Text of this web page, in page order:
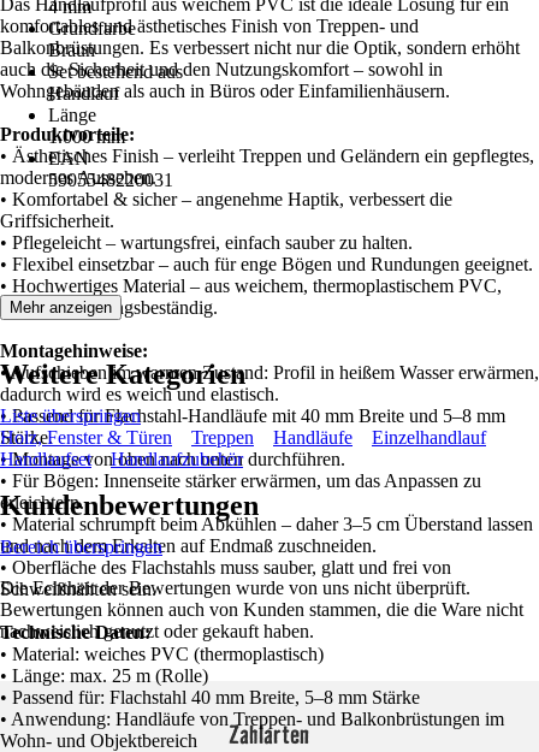
4 mm
Grundfarbe
Braun
Set bestehend aus
Handlauf
Länge
1.000 mm
EAN
5905548220031
Das Handlaufprofil aus weichem PVC ist die ideale Lösung für ein
komfortables und ästhetisches Finish von Treppen- und
Balkonbrüstungen. Es verbessert nicht nur die Optik, sondern erhöht
auch die Sicherheit und den Nutzungskomfort – sowohl in
Wohngebäuden als auch in Büros oder Einfamilienhäusern.
Produktvorteile:
• Ästhetisches Finish – verleiht Treppen und Geländern ein gepflegtes,
modernes Aussehen.
• Komfortabel & sicher – angenehme Haptik, verbessert die
Griffsicherheit.
• Pflegeleicht – wartungsfrei, einfach sauber zu halten.
• Flexibel einsetzbar – auch für enge Bögen und Rundungen geeignet.
• Hochwertiges Material – aus weichem, thermoplastischem PVC,
UV- und alterungsbeständig.
Montagehinweise:
• Aufschieben im warmen Zustand: Profil in heißem Wasser erwärmen,
dadurch wird es weich und elastisch.
• Passend für Flachstahl-Handläufe mit 40 mm Breite und 5–8 mm
Stärke.
• Montage von oben nach unten durchführen.
• Für Bögen: Innenseite stärker erwärmen, um das Anpassen zu
erleichtern.
• Material schrumpft beim Abkühlen – daher 3–5 cm Überstand lassen
und nach dem Erkalten auf Endmaß zuschneiden.
• Oberfläche des Flachstahls muss sauber, glatt und frei von
Schweißnähten sein.
Technische Daten:
• Material: weiches PVC (thermoplastisch)
• Länge: max. 25 m (Rolle)
• Passend für: Flachstahl 40 mm Breite, 5–8 mm Stärke
• Anwendung: Handläufe von Treppen- und Balkonbrüstungen im
Wohn- und Objektbereich
Mehr anzeigen
Weitere Kategorien
Liste überspringen
Holz, Fenster & Türen
Treppen Handläufe
Einzelhandlauf
Handlaufset
Handlaufzubehör
Kundenbewertungen
Bereich überspringen
Die Echtheit der Bewertungen wurde von uns nicht überprüft.
Bewertungen können auch von Kunden stammen, die die Ware nicht
nachweislich genutzt oder gekauft haben.
Zahlarten